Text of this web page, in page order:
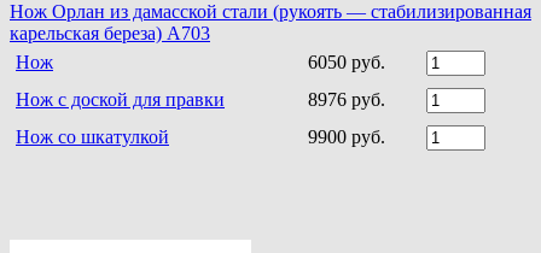
Нож Орлан из дамасской стали (рукоять — стабилизированная
карельская береза) A703
Нож
6050 руб.
Нож с доской для правки
8976 руб.
Нож со шкатулкой
9900 руб.